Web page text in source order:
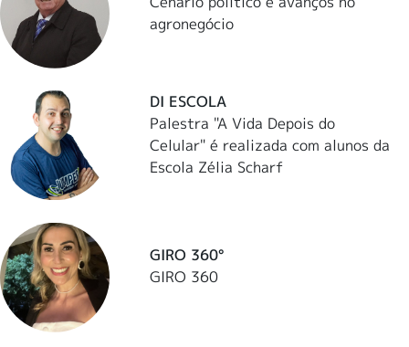
agronegócio
DI ESCOLA
Palestra "A Vida Depois do
Celular" é realizada com alunos da
Escola Zélia Scharf
GIRO 360°
GIRO 360